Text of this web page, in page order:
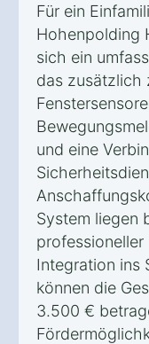
Für ein
Hohenpolding
sich ein
das zusätzlich
und eine
System liegen
Integration ins
können die
3.500 €